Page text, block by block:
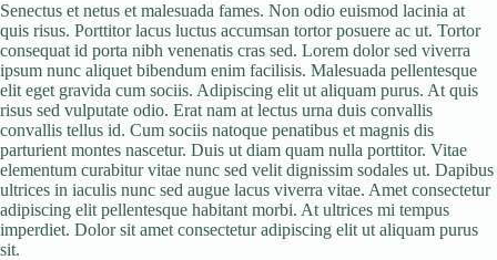
Senectus et netus et malesuada fames. Non odio euismod lacinia at
quis risus. Porttitor lacus luctus accumsan tortor posuere ac ut. Tortor
consequat id porta nibh venenatis cras sed. Lorem dolor sed viverra
ipsum nunc aliquet bibendum enim facilisis. Malesuada pellentesque
elit eget gravida cum sociis. Adipiscing elit ut aliquam purus. At quis
risus sed vulputate odio. Erat nam at lectus urna duis convallis
convallis tellus id. Cum sociis natoque penatibus et magnis dis
parturient montes nascetur. Duis ut diam quam nulla porttitor. Vitae
elementum curabitur vitae nunc sed velit dignissim sodales ut. Dapibus
ultrices in iaculis nunc sed augue lacus viverra vitae. Amet consectetur
adipiscing elit pellentesque habitant morbi. At ultrices mi tempus
imperdiet. Dolor sit amet consectetur adipiscing elit ut aliquam purus
sit.